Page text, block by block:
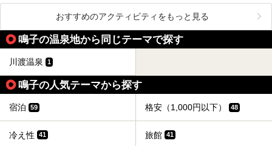
おすすめのアクティビティをもっと見る
鳴子の温泉地から同じテーマで探す
川渡温泉 1
鳴子の人気テーマから探す
宿泊 59 格安（1,000円以下） 48
冷え性 41 旅館 41